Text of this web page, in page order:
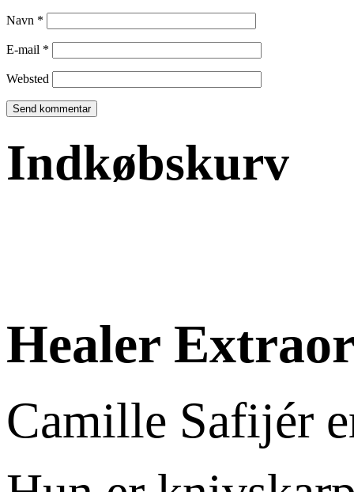
Navn *
E-mail *
Websted
Indkøbskurv
Healer
Camille Safijér